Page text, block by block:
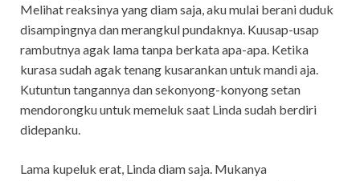
Melihat reaksinya yang diam saja, aku mulai berani duduk
disampingnya dan merangkul pundaknya. Kuusap-usap
rambutnya agak lama tanpa berkata apa-apa. Ketika
kurasa sudah agak tenang kusarankan untuk mandi aja.
Kutuntun tangannya dan sekonyong-konyong setan
mendorongku untuk memeluk saat Linda sudah berdiri
didepanku.
Lama kupeluk erat, Linda diam saja. Mukanya